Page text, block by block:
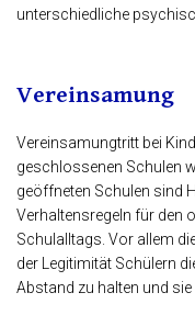
unterschiedliche
Vereinsamung
Vereinsamungtritt bei
geschlossenen Schulen
geöffneten Schulen sind
Verhaltensregeln für den
Schulalltags. Vor allem
der Legitimität Schülern
Abstand zu halten und sie